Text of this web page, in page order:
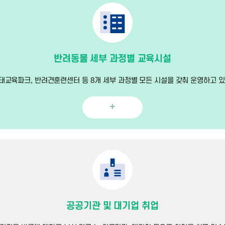
반려동물 세부 과정별 교육시설
교육파크, 반려견훈련센터 등 8개 세부 과정별 모든 시설을 갖춰 운영하고
+
공공기관 및 대기업 취업